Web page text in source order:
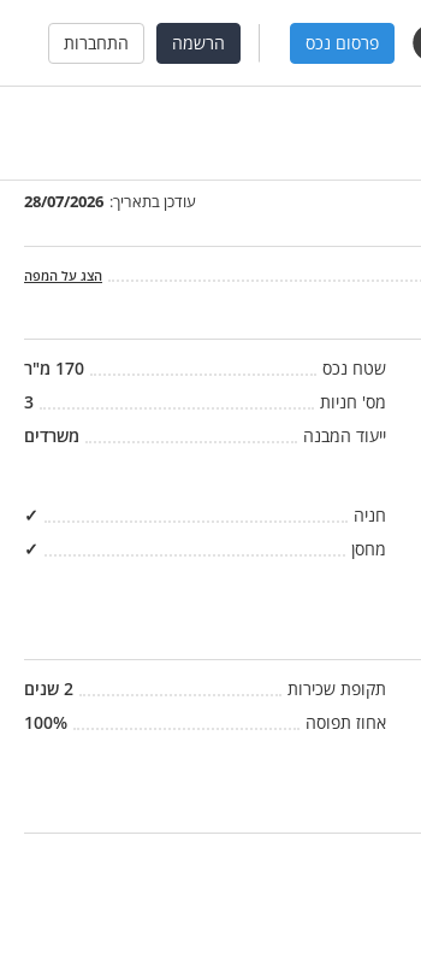
פרסום נכס הרשמה התחברות
עודכן בתאריך: 28/07/2026
הצג על המפה
שטח נכס 170 מ"ר
מס' חניות
3
ייעוד המבנה
משרדים
חניה
✓
מחסן
✓
תקופת שכירות 2 שנים
אחוז תפוסה 100%